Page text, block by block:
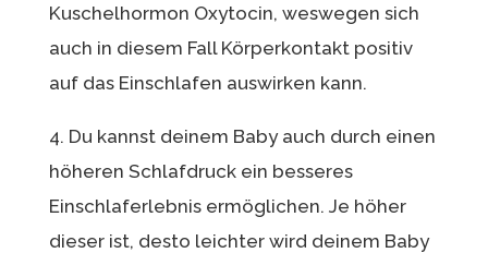
Kuschelhormon Oxytocin, weswegen sich
auch in diesem Fall Körperkontakt positiv
auf das Einschlafen auswirken kann.
4. Du kannst deinem Baby auch durch einen
höheren Schlafdruck ein besseres
Einschlaferlebnis ermöglichen. Je höher
dieser ist, desto leichter wird deinem Baby